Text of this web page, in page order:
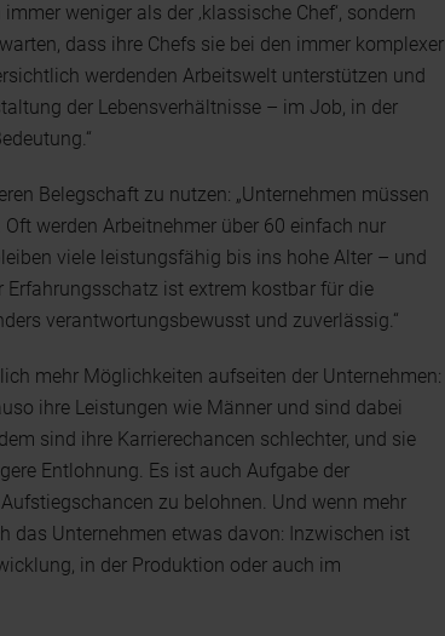
weniger als der ‚klassische Chef‘, sondern
dass ihre Chefs sie bei den immer komplexer
werdenden Arbeitswelt unterstützen und
der Lebensverhältnisse – im Job, in der
Belegschaft zu nutzen: „Unternehmen müssen
werden Arbeitnehmer über 60 einfach nur
viele leistungsfähig bis ins hohe Alter – und
ist extrem kostbar für die
verantwortungsbewusst und zuverlässig.“
mehr Möglichkeiten aufseiten der Unternehmen:
ihre Leistungen wie Männer und sind dabei
sind ihre Karrierechancen schlechter, und sie
Entlohnung. Es ist auch Aufgabe der
zu belohnen. Und wenn mehr
das Unternehmen etwas davon: Inzwischen ist
in der Produktion oder auch im